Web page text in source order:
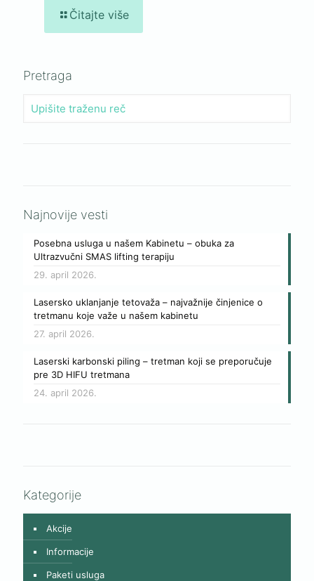
Čitajte više
Pretraga
Najnovije vesti
Posebna usluga u našem Kabinetu – obuka za
Ultrazvučni SMAS lifting terapiju
29. april 2026.
Lasersko uklanjanje tetovaža – najvažnije činjenice o
tretmanu koje važe u našem kabinetu
27. april 2026.
Laserski karbonski piling – tretman koji se preporučuje
pre 3D HIFU tretmana
24. april 2026.
Kategorije
Akcije
Informacije
Paketi usluga